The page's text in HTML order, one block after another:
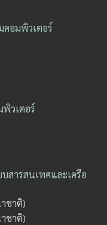
คอมพิวเตอร์
พิวเตอร์
บสารสนเทศและเครือ
ชาติ)
ชาติ)